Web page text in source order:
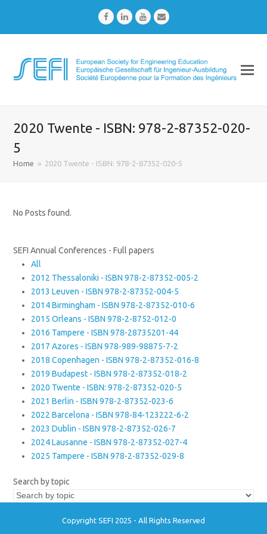
FacebookLinkedInYoutubeEmail
2020 Twente - ISBN: 978-2-87352-020-
5
Home » 2020 Twente - ISBN: 978-2-87352-020-5
No Posts found.
SEFI Annual Conferences - Full papers
All
2012 Thessaloniki - ISBN 978-2-87352-005-2
2013 Leuven - ISBN 978-2-87352-004-5
2014 Birmingham - ISBN 978-2-87352-010-6
2015 Orleans - ISBN 978-2-8752-012-0
2016 Tampere - ISBN 978-28735201-44
2017 Azores - ISBN 978-989-98875-7-2
2018 Copenhagen - ISBN 978-2-87352-016-8
2019 Budapest - ISBN 978-2-87352-018-2
2020 Twente - ISBN: 978-2-87352-020-5
2021 Berlin - ISBN 978-2-87352-023-6
2022 Barcelona - ISBN 978-84-123222-6-2
2023 Dublin - ISBN 978-2-87352-026-7
2024 Lausanne - ISBN 978-2-87352-027-4
2025 Tampere - ISBN 978-2-87352-029-8
Search by topic
Copyright SEFI 2025 - All Rights Reserved